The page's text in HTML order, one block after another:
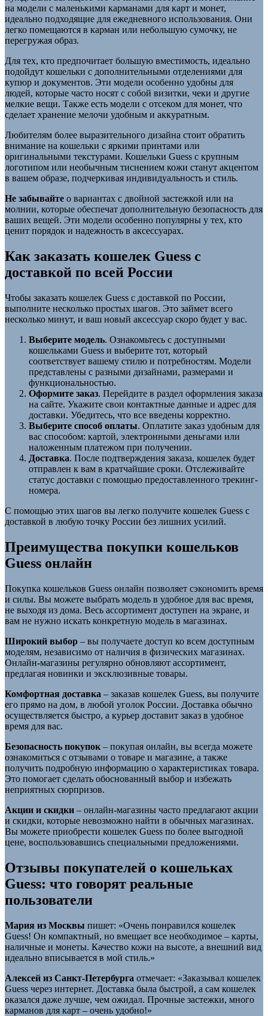
на модели с маленькими карманами для карт и монет,
идеально подходящие для ежедневного использования. Они
легко помещаются в карман или небольшую сумочку, не
перегружая образ.
Для тех, кто предпочитает большую вместимость, идеально
подойдут кошельки с дополнительными отделениями для
купюр и документов. Эти модели особенно удобны для
людей, которые часто носят с собой визитки, чеки и другие
мелкие вещи. Также есть модели с отсеком для монет, что
сделает хранение мелочи удобным и аккуратным.
Любителям более выразительного дизайна стоит обратить
внимание на кошельки с яркими принтами или
оригинальными текстурами. Кошельки Guess с крупным
логотипом или необычным тиснением кожи станут акцентом
в вашем образе, подчеркивая индивидуальность и стиль.
Не забывайте о вариантах с двойной застежкой или на
молнии, которые обеспечат дополнительную безопасность для
ваших вещей. Эти модели особенно популярны у тех, кто
ценит порядок и надежность в аксессуарах.
Как заказать кошелек Guess с
доставкой по всей России
Чтобы заказать кошелек Guess с доставкой по России,
выполните несколько простых шагов. Это займет всего
несколько минут, и ваш новый аксессуар скоро будет у вас.
Выберите модель. Ознакомьтесь с доступными
кошельками Guess и выберите тот, который
соответствует вашему стилю и потребностям. Модели
представлены с разными дизайнами, размерами и
функциональностью.
Оформите заказ. Перейдите в раздел оформления заказа
на сайте. Укажите свои контактные данные и адрес для
доставки. Убедитесь, что все введены корректно.
Выберите способ оплаты. Оплатите заказ удобным для
вас способом: картой, электронными деньгами или
наложенным платежом при получении.
Доставка. После подтверждения заказа, кошелек будет
отправлен к вам в кратчайшие сроки. Отслеживайте
статус доставки с помощью предоставленного трекинг-
номера.
С помощью этих шагов вы легко получите кошелек Guess с
доставкой в любую точку России без лишних усилий.
Преимущества покупки кошельков
Guess онлайн
Покупка кошельков Guess онлайн позволяет сэкономить время
и силы. Вы можете выбрать модель в удобное для вас время,
не выходя из дома. Весь ассортимент доступен на экране, и
вам не нужно искать конкретную модель в магазинах.
Широкий выбор – вы получаете доступ ко всем доступным
моделям, независимо от наличия в физических магазинах.
Онлайн-магазины регулярно обновляют ассортимент,
предлагая новинки и эксклюзивные товары.
Комфортная доставка – заказав кошелек Guess, вы получите
его прямо на дом, в любой уголок России. Доставка обычно
осуществляется быстро, а курьер доставит заказ в удобное
время для вас.
Безопасность покупок – покупая онлайн, вы всегда можете
ознакомиться с отзывами о товаре и магазине, а также
получить подробную информацию о характеристиках товара.
Это помогает сделать обоснованный выбор и избежать
неприятных сюрпризов.
Акции и скидки – онлайн-магазины часто предлагают акции
и скидки, которые невозможно найти в обычных магазинах.
Вы можете приобрести кошелек Guess по более выгодной
цене, воспользовавшись специальными предложениями.
Отзывы покупателей о кошельках
Guess: что говорят реальные
пользователи
Мария из Москвы пишет: «Очень понравился кошелек
Guess! Он компактный, но вмещает все необходимое – карты,
наличные и монеты. Качество кожи на высоте, а внешний вид
идеально вписывается в мой стиль.»
Алексей из Санкт-Петербурга отмечает: «Заказывал кошелек
Guess через интернет. Доставка была быстрой, а сам кошелек
оказался даже лучше, чем ожидал. Прочные застежки, много
карманов для карт – очень удобно!»